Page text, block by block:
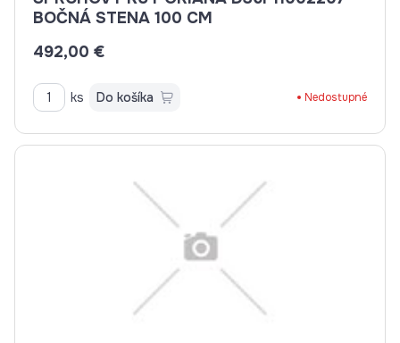
BOČNÁ STENA 100 CM
492,00 €
ks Do košíka Nedostupné